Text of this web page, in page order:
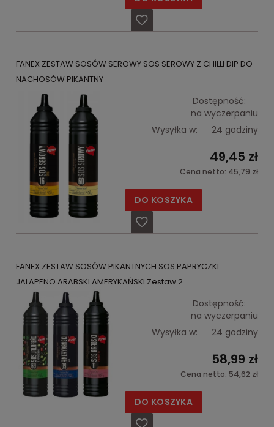
FANEX ZESTAW SOSÓW SEROWY SOS SEROWY Z CHILLI DIP DO
NACHOSÓW PIKANTNY
Dostępność:
na wyczerpaniu
Wysyłka w:
24 godziny
49,45 zł
Cena netto: 45,79 zł
DO KOSZYKA
FANEX ZESTAW SOSÓW PIKANTNYCH SOS PAPRYCZKI
JALAPENO ARABSKI AMERYKAŃSKI Zestaw 2
Dostępność:
na wyczerpaniu
Wysyłka w:
24 godziny
58,99 zł
Cena netto: 54,62 zł
DO KOSZYKA